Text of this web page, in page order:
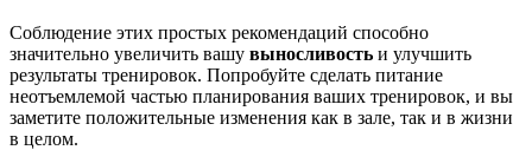
Соблюдение этих простых рекомендаций способно
значительно увеличить вашу выносливость и улучшить
результаты тренировок. Попробуйте сделать питание
неотъемлемой частью планирования ваших тренировок, и вы
заметите положительные изменения как в зале, так и в жизни
в целом.